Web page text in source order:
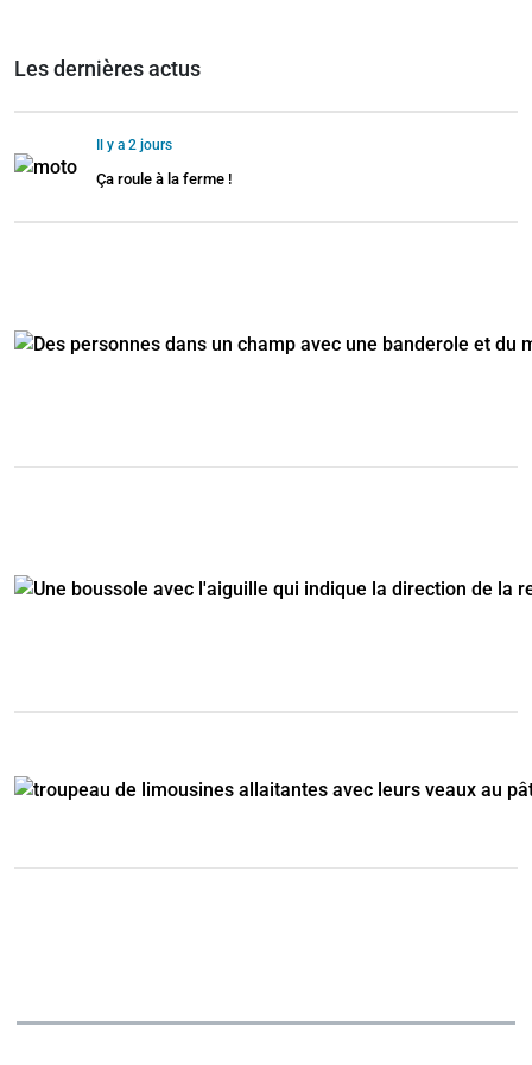
Les dernières actus
Il y a 2 jours
Ça roule à la ferme !